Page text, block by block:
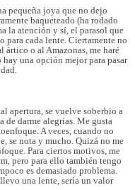
pequeña joya que no dejo
baqueteado (ha rodado
la atención y sí, el parasol que
para cada lente. Ciertamente no
ártico o al Amazonas, me haré
una opción mejor para pasar
apertura, se vuelve soberbio a
darme alegrías. Me gusta
A veces, cuando no
se nota y mucho. Quizá no me
Para ciertos motivos, me
pero para ello también tengo
es demasiado problema.
una lente, sería un valor